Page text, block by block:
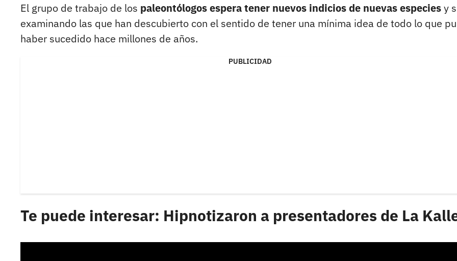
El grupo de trabajo de los paleontólogos espera tener nuevos indicios de nuevas especiesy
examinando las que han descubierto con el sentido de tener una mínima idea de todo lo que
haber sucedido hace millones de años.
PUBLICIDAD
Te puede interesar: Hipnotizaron a presentadores de La